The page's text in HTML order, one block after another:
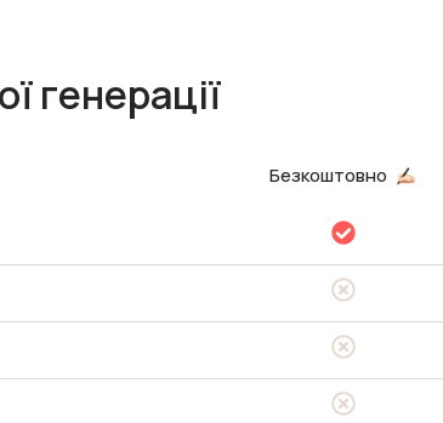
генерації
Безкоштовно